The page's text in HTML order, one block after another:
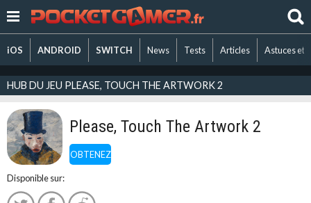
iOS ANDROID SWITCH News Tests Articles Astuces et
HUB DU JEU PLEASE, TOUCH THE ARTWORK 2
OBTENEZ
Please, Touch The Artwork 2
Disponible sur: